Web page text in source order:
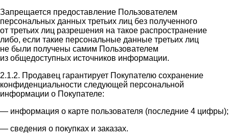
Запрещается предоставление Пользователем
персональных данных третьих лиц без полученного
от третьих лиц разрешения на такое распространение
либо, если такие персональные данные третьих лиц
не были получены самим Пользователем
из общедоступных источников информации.
2.1.2. Продавец гарантирует Покупателю сохранение
конфиденциальности следующей персональной
информации о Покупателе:
— информация о карте пользователя (последние 4 цифры);
— сведения о покупках и заказах.